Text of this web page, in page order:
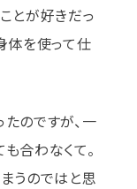
とが好きだっ
体を使って仕
のですが、一
合わなくて。
うのではと思